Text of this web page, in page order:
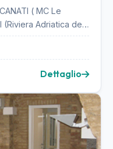
( MC Le
residenziale, ampie
Dettaglio